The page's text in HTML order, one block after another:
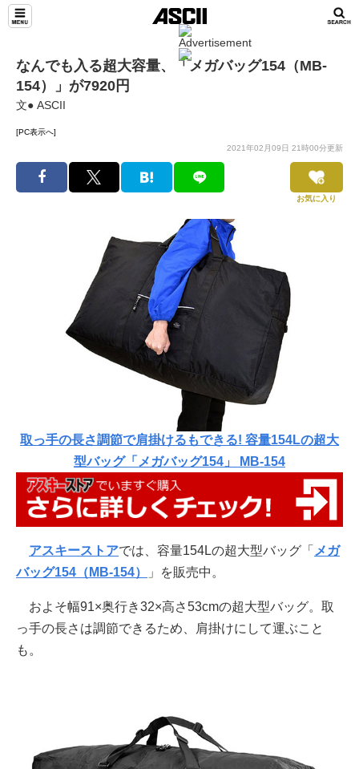
なんでも入る超大容量、「メガバッグ154（MB-
154）」が7920円
文● ASCII
[PC表示へ]
2021年02月09日 21時00分更新
お気に入り
取っ手の長さ調節で肩掛けるもできる! 容量154Lの超大
型バッグ「メガバッグ154」 MB-154
アスキーストアでは、容量154Lの超大型バッグ「 メガ
バッグ154（MB-154）
」を販売中。
およそ幅91×奥行き32×高さ53cmの超大型バッグ。取
っ手の長さは調節できるため、肩掛けにして運ぶこと
も。